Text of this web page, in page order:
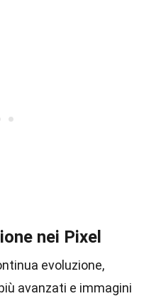
nei Pixel
evoluzione,
avanzati e immagini